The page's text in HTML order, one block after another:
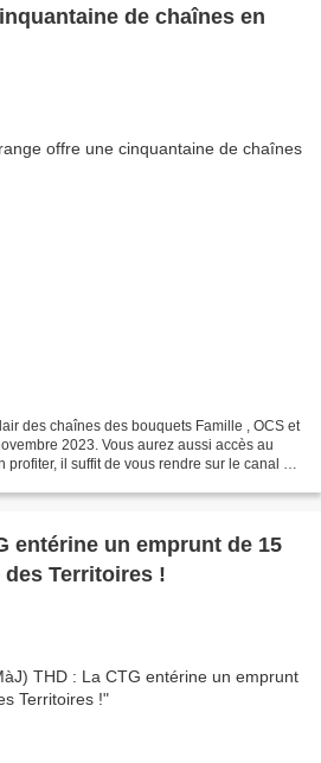
de chaînes en
des chaînes des bouquets Famille , OCS et
2023. Vous aurez aussi accès au
il suffit de vous rendre sur le canal 29
entérine un emprunt de 15
des Territoires !